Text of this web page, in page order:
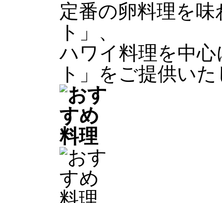
定番の卵料理を
ト」、
ハワイ料理を中
ト」をご提供い